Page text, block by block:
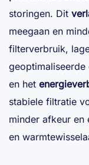
storingen. Dit
meegaan en
filterverbruik,
geoptimaliseerde
en het
stabiele filtratie
minder afkeur en
en